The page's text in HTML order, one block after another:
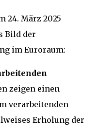
24. März 2025
Bild der
im Euroraum:
zeigen einen
verarbeitenden
Erholung der